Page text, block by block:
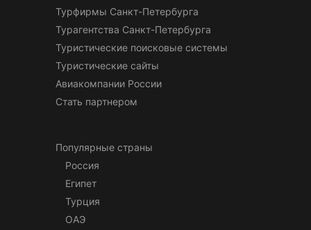
Турфирмы Санкт-Петербурга
Турагентства Санкт-Петербурга
Туристические поисковые системы
Туристические сайты
Авиакомпании России
Стать партнером
Популярные страны
Россия
Египет
Турция
ОАЭ